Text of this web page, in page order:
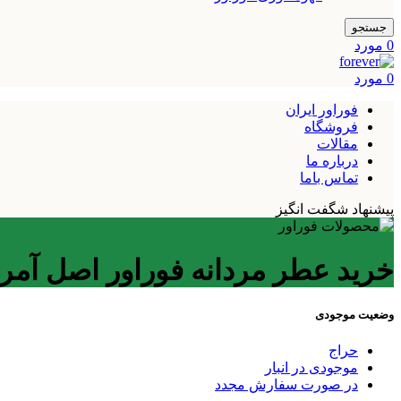
جستجو
0 مورد
0 مورد
فوراور ایران
فروشگاه
مقالات
درباره ما
تماس باما
پیشنهاد شگفت انگیز
خرید عطر مردانه فوراور اصل
وضعیت موجودی
حراج
موجودی در انبار
در صورت سفارش مجدد